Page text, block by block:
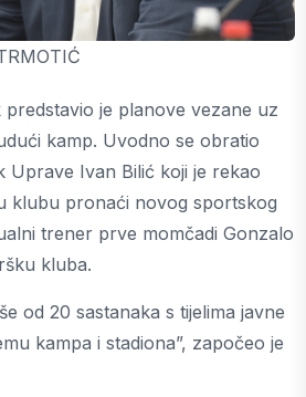
predstavio je planove vezane uz
kamp. Uvodno se obratio
Uprave Ivan Bilić koji je rekao
klubu pronaći novog sportskog
trener prve momčadi Gonzalo
kluba.
od 20 sastanaka s tijelima javne
kampa i stadiona”, započeo je